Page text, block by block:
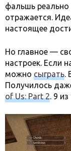
фальшь реально
отражается.
настоящее
Но главное —
настроек. Если
можно сыграть.
Получилось
of Us: Part 2. 9 из